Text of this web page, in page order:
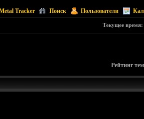
Tracker Поиск Пользователи
Текущее время:
Рейтинг